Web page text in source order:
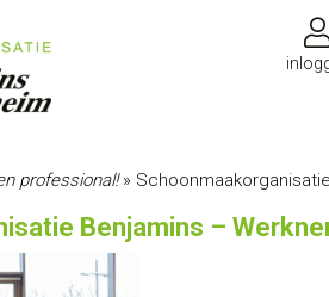
professional!»
Benjamins –